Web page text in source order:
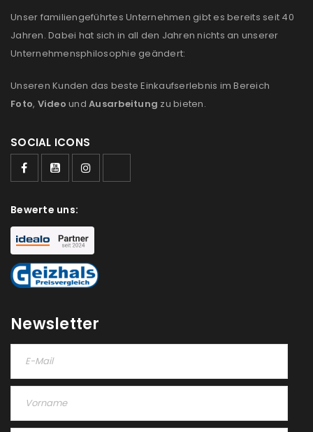
ANMELDEN
PASSWORT VERGESSEN?
REGISTRIEREN
E-Mail-Adresse
NEWSLETTER ABONNIEREN
Please select all the ways you would like to hear from
Ich stimme zu
Ja, ich möchte ein Kundenkonto eröffnen und
akzeptiere dieDatenschutzerklärung. *
REGISTRIEREN
Unser familiengeführtes Unternehmen gibt es bereits seit 40
Jahren. Dabei hat sich in all den Jahren nichts an unserer
Unternehmensphilosophie geändert:
Unseren Kunden das beste Einkaufserlebnis im Bereich
Foto, Video und Ausarbeitung zu bieten.
SOCIAL ICONS
Bewerte uns:
Newsletter